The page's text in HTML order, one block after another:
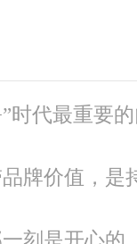
时代最重要
牌价值，是